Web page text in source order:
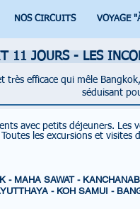
NOS CIRCUITS VOYAGE
11 JOURS - LES
très efficace qui mêle
séduisant
avec petits déjeuners. Les
Toutes les excursions et visites
- MAHA SAWAT -
- KOH SAMUI -